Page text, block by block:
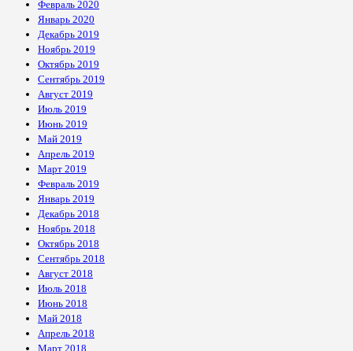
Февраль 2020
Январь 2020
Декабрь 2019
Ноябрь 2019
Октябрь 2019
Сентябрь 2019
Август 2019
Июль 2019
Июнь 2019
Май 2019
Апрель 2019
Март 2019
Февраль 2019
Январь 2019
Декабрь 2018
Ноябрь 2018
Октябрь 2018
Сентябрь 2018
Август 2018
Июль 2018
Июнь 2018
Май 2018
Апрель 2018
Март 2018